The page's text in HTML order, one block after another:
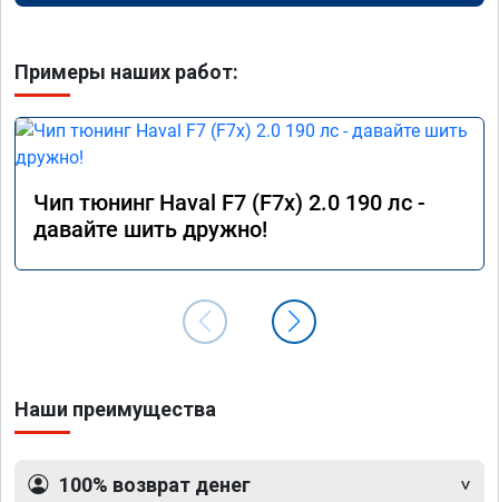
Примеры наших работ:
Чип тюнинг Haval F7 (F7x) 2.0 190 лс -
давайте шить дружно!
Наши преимущества
100% возврат денег